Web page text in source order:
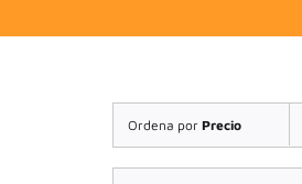
TE AYUDAMOS
FORMACIÓN
Ordena por Precio